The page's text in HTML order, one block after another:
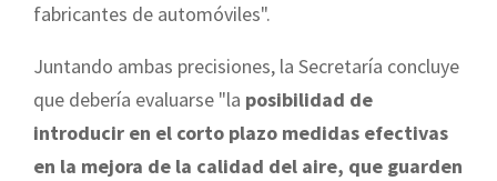
fabricantes de automóviles".
Juntando ambas precisiones, la Secretaría concluye
que debería evaluarse "la posibilidad de
introducir en el corto plazo medidas efectivas
en la mejora de la calidad del aire, que guarden